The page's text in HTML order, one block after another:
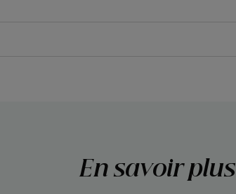
En savoir plus